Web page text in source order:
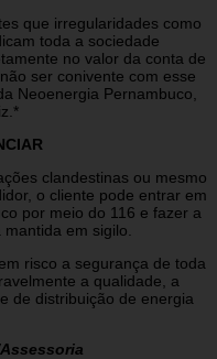
que irregularidades como
toda a sociedade
no valor da conta de
ser conivente com esse
Neoenergia Pernambuco,
clandestinas ou mesmo
o cliente pode entrar em
por meio do 116 e fazer a
em sigilo.
risco a segurança de toda
a qualidade, a
de distribuição de energia